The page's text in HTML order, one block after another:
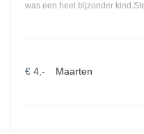
was een heel bijzonder
€ 4,- Maarten